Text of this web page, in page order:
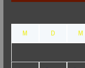
M
D M